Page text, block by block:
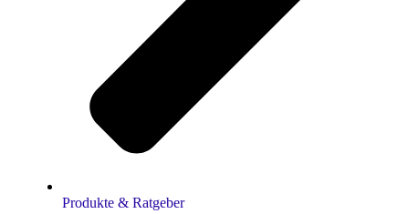
Produkte & Ratgeber